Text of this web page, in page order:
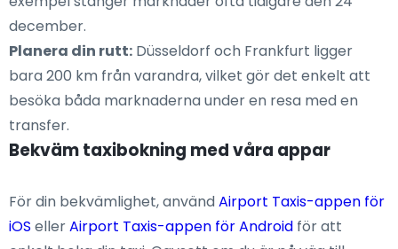
december.
Planera din rutt: Düsseldorf och Frankfurt ligger
bara 200 km från varandra, vilket gör det enkelt att
besöka båda marknaderna under en resa med en
transfer.
Bekväm taxibokning med våra appar
För din bekvämlighet, användAirport Taxis-appen för
iOS ellerAirport Taxis-appen för Android för att